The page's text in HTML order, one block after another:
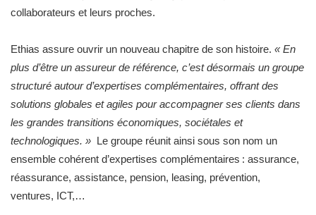
collaborateurs et leurs proches.
Ethias assure ouvrir un nouveau chapitre de son histoire. « En
plus d’être un assureur de référence, c’est désormais un groupe
structuré autour d’expertises complémentaires, offrant des
solutions globales et agiles pour accompagner ses clients dans
les grandes transitions économiques, sociétales et
technologiques. » Le groupe réunit ainsi sous son nom un
ensemble cohérent d’expertises complémentaires : assurance,
réassurance, assistance, pension, leasing, prévention,
ventures, ICT,…